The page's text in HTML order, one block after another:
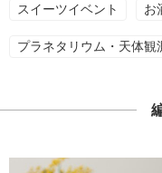
スイーツイベント お
プラネタリウム・天体観